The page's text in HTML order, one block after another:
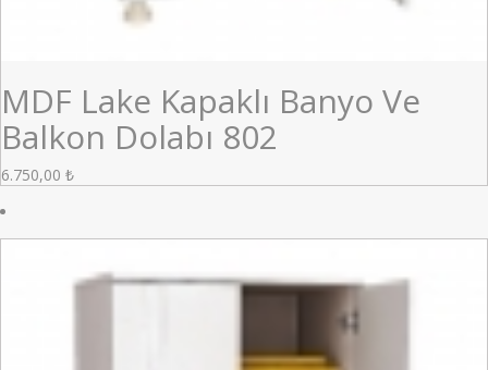
MDF Lake Kapaklı Banyo Ve
Balkon Dolabı 802
6.750,00 ₺